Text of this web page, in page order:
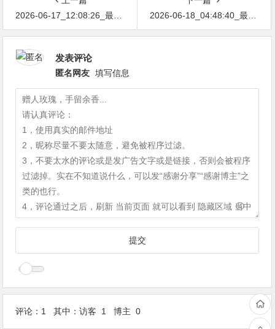
2026-06-17_12:08:26_最新网络节点地址免费分享…不定期更新…开放免费分享（网络免费节点香港|日本|韩国|新加坡|台湾|马来西亚|…
2026-06-18_04:48:40_最新网络节点地址免费分享…不定期更新…开放免费分享（网络免费节点香港|日本|韩国|新加坡|台湾|马来西亚|…
发表评论
匿名网友 填写信息
评论：1 其中：访客 1 博主 0